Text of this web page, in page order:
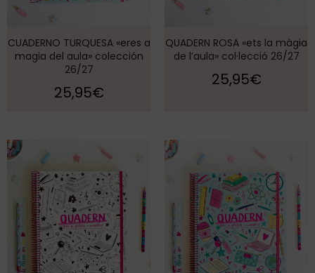
CUADERNO TURQUESA «eres a
magia del aula» colección
26/27
25,95€
QUADERN ROSA «ets la màgia
de l’aula» col·lecció 26/27
25,95€